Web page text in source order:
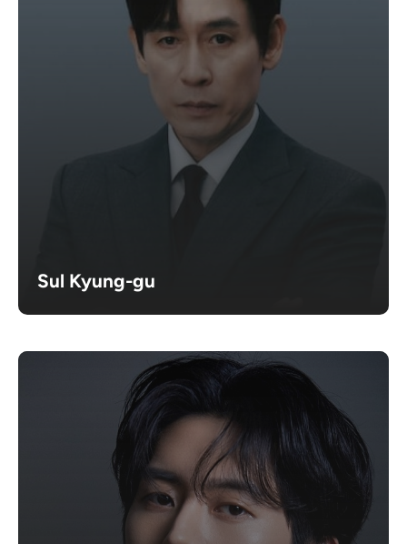
Sul Kyung-gu